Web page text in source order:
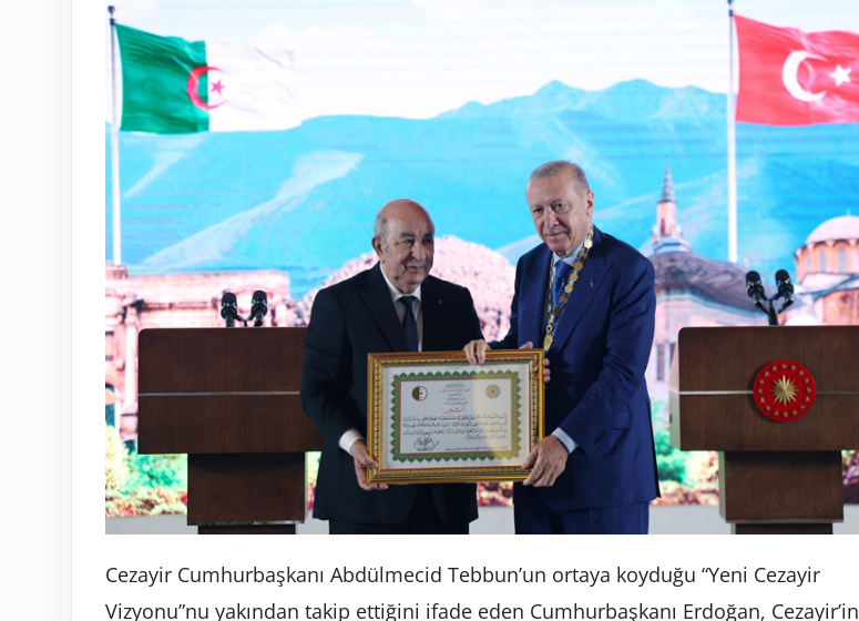
Cezayir Cumhurbaşkanı Abdülmecid Tebbun’un ortaya koyduğu “Yeni Cezayir
Vizyonu”nu yakından takip ettiğini ifade eden Cumhurbaşkanı Erdoğan, Cezayir’in